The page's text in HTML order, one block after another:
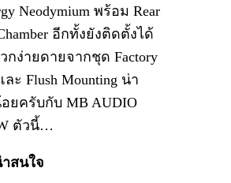
Neodymium พร้อม Rear
อีกทั้งยังติดตั้งได้
กง่ายดายจากชุด Factory
ละ Flush Mounting น่า
ยครับกับ MB AUDIO
ตัวนี้…
สนใจ